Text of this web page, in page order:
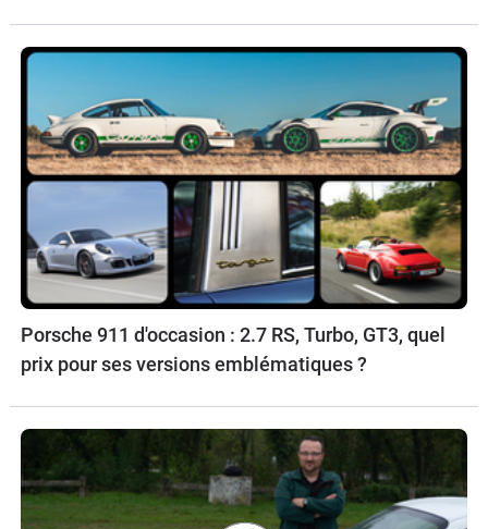
Porsche 911 d'occasion : 2.7 RS, Turbo, GT3, quel
prix pour ses versions emblématiques ?